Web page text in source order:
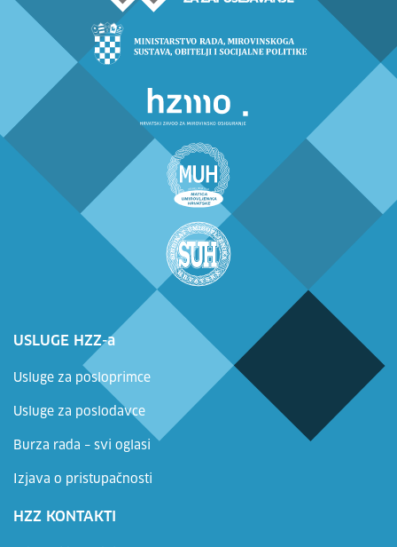
USLUGE HZZ-a
Usluge za posloprimce
Usluge za poslodavce
Burza rada – svi oglasi
Izjava o pristupačnosti
HZZ KONTAKTI